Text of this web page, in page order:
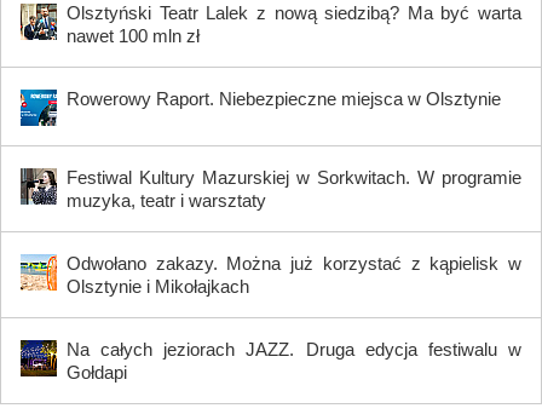
Olsztyński Teatr Lalek z nową siedzibą? Ma być warta
nawet 100 mln zł
Rowerowy Raport. Niebezpieczne miejsca w Olsztynie
Festiwal Kultury Mazurskiej w Sorkwitach. W programie
muzyka, teatr i warsztaty
Odwołano zakazy. Można już korzystać z kąpielisk w
Olsztynie i Mikołajkach
Na całych jeziorach JAZZ. Druga edycja festiwalu w
Gołdapi